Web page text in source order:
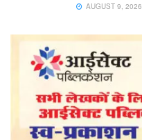
AUGUST 9, 2026